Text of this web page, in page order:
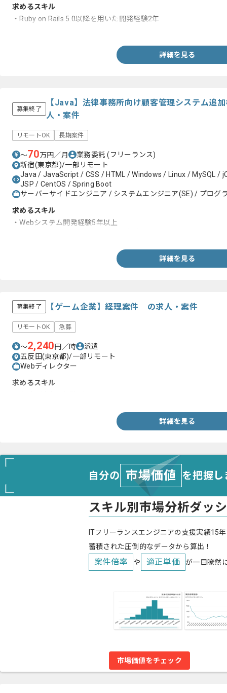
求めるスキル
・Ruby on Rails 5.0以降を用いた開発経験2年
詳細を見る
募集終了
【Java】法律事務所向け顧客管理システム追
人・案件
リモートOK 長期案件
〜70万円／月 業務委託(フリーランス)
新宿(東京都)/一部リモート
Java / JavaScript / CSS / HTML / Windows / Linux / MySQL /
JSP / CentOS / Spring Boot
サーバーサイドエンジニア / システムエンジニア(SE) / プログ
求めるスキル
・Webシステム開発経験5年以上
詳細を見る
募集終了 【ゲーム企業】経理案件 の求人・案件
リモートOK 急募
〜2,240円／時
派遣
五反田(東京都)/一部リモート
Webディレクター
求めるスキル
詳細を見る
自分の 市場価値 を把握
スキル別市場分析ダッ
ITフリーランスエンジニアの支援実績15
蓄積された圧倒的なデータから算出！
案件倍率 や 適正単価 が一目瞭然
市場価値をチェック